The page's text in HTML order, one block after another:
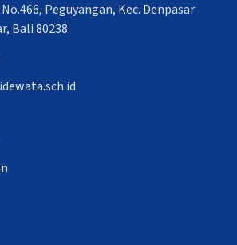
Peguyangan, Kec. Denpasar
Bali 80238